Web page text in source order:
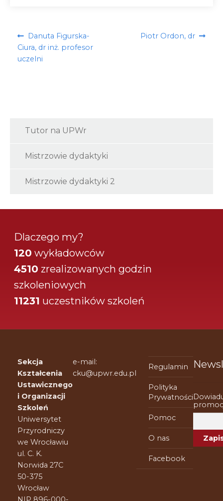
Nawigacja
wpisu
Poprzedni
wpis:
Danuta Figurska-
Ciura, dr inż. profesor
uczelni
Następny
Piotr Ordon, dr
Tutor na UPWr
Mistrzowie dydaktyki
Mistrzowie dydaktyki 2
Dlaczego my?
120 wykładowców
4510 zrealizowanych godzin
szkoleniowych
11231 uczestników szkoleń
Sekcja
Kształcenia
Ustawicznego
i Organizacji
Szkoleń
Uniwersytet
Przyrodniczy
we Wrocławiu
ul. C. K.
Norwida 27C
50-375
Wrocław
e-mail:
cku@upwr.edu.pl
Regulamin
Polityka
Prywatności
Pomoc
O nas
Facebook